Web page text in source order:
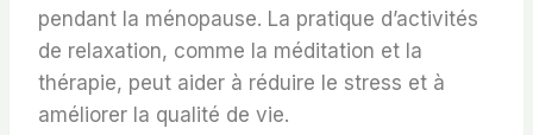
pendant la ménopause. La pratique d’activités
de relaxation, comme la méditation et la
thérapie, peut aider à réduire le stress et à
améliorer la qualité de vie.